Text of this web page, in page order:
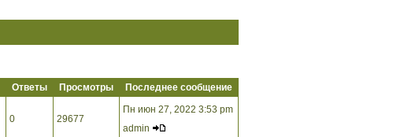
Ответы Просмотры
Последнее сообщение
0 29677
Пн июн 27, 2022 3:53 pm
admin